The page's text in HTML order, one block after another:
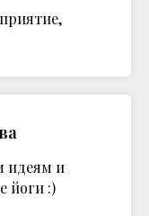
идеям и
йоги :)